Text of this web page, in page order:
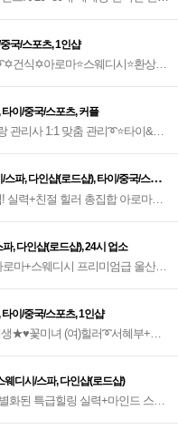
국/스포츠, 1인샵
건식✡아로마⭐️스웨디시⭐️환상적
이/중국/스포츠, 커플
리사 1:1 맞춤 관리➰⭐️타이&아
스파, 다인샵(로드샵), 타이/중국/스포
실력+친절 힐러 총집합 아로마&
, 다인샵(로드샵), 24시 업소
마+스웨디시 프리미엄급 울산스
이/중국/스포츠, 1인샵
★♥️꽃미녀 (여)힐러➰서혜부+림
웨디시/스파, 다인샵(로드샵)
화된 특급힐링 실력+마인드 스웨